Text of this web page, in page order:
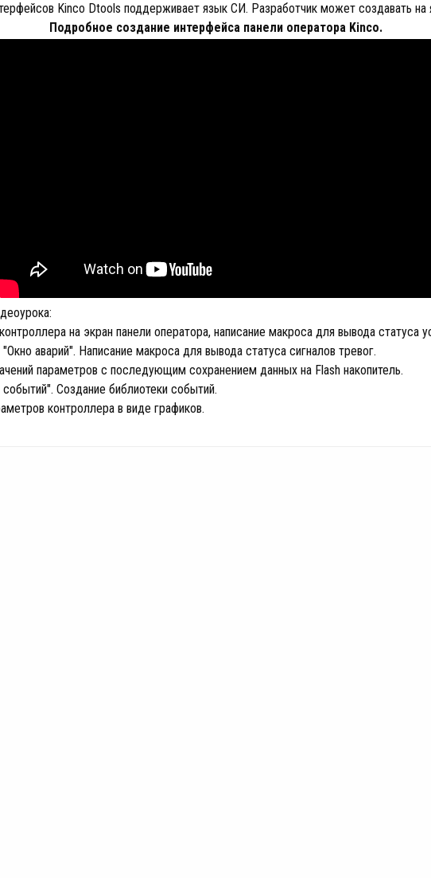
Kinco Dtools поддерживает язык СИ. Разработчик может создавать
Подробное создание интерфейса панели оператора Kinco.
на экран панели оператора, написание макроса для вывода статуса
аварий". Написание макроса для вывода статуса сигналов тревог.
параметров с последующим сохранением данных на Flash накопитель.
Создание библиотеки событий.
контроллера в виде графиков.